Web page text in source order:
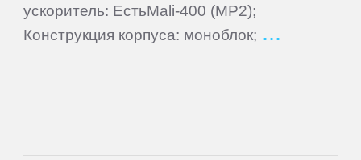
ускоритель: ЕстьMali-400 (MP2);
Конструкция корпуса: моноблок;
Lenovo